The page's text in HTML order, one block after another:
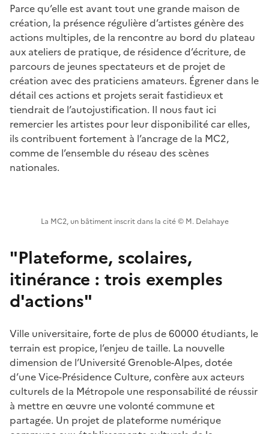
Parce qu’elle est avant tout une grande maison de
création, la présence régulière d’artistes génère des
actions multiples, de la rencontre au bord du plateau
aux ateliers de pratique, de résidence d’écriture, de
parcours de jeunes spectateurs et de projet de
création avec des praticiens amateurs. Égrener dans le
détail ces actions et projets serait fastidieux et
tiendrait de l’autojustification. Il nous faut ici
remercier les artistes pour leur disponibilité car elles,
ils contribuent fortement à l’ancrage de la MC2,
comme de l’ensemble du réseau des scènes
nationales.
La MC2, un bâtiment inscrit dans la cité © M. Delahaye
"Plateforme, scolaires,
itinérance : trois exemples
d'actions"
Ville universitaire, forte de plus de 60000 étudiants, le
terrain est propice, l’enjeu de taille. La nouvelle
dimension de l’Université Grenoble-Alpes, dotée
d’une Vice-Présidence Culture, confère aux acteurs
culturels de la Métropole une responsabilité de réussir
à mettre en œuvre une volonté commune et
partagée. Un projet de plateforme numérique